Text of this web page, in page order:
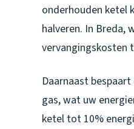
onderhouden ketel
halveren. In Breda,
vervangingskosten
Daarnaast
gas, wat uw
ketel tot 10%